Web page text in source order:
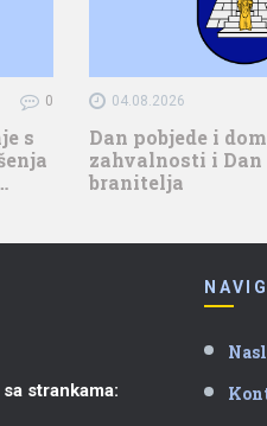
0
s
04.08.2026
Dan pobjede i
zahvalnosti i
branitelja
strankama: